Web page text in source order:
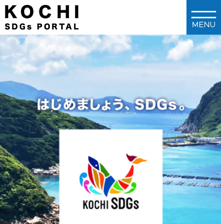
メインコンテンツに移動